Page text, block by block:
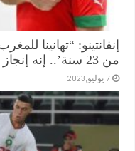
إنفانتينو: “تهانينا
من 23 سنة’.. إنه إنجاز عظيم وجعلتم بلدكم فخورا”
7 يوليو,2023